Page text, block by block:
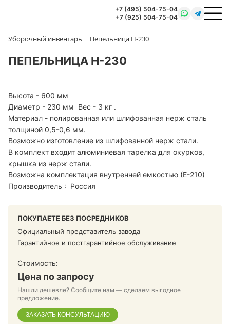
+7 (495) 504-75-04
+7 (925) 504-75-04
Уборочный инвентарь Пепельница Н-230
ПЕПЕЛЬНИЦА Н-230
Высота - 600 мм
Диаметр - 230 мм Вес - 3 кг .
Материал - полированная или шлифованная нерж сталь
толщиной 0,5-0,6 мм.
Возможно изготовление из шлифованной нерж стали.
В комплект входит алюминиевая тарелка для окурков,
крышка из нерж стали.
Возможна комплектация внутренней емкостью (Е-210)
Производитель : Россия
ПОКУПАЕТЕ БЕЗ ПОСРЕДНИКОВ
Официальный представитель завода
Гарантийное и постгарантийное обслуживание
Стоимость:
Цена по запросу
Нашли дешевле? Сообщите нам — сделаем выгодное
предложение.
ЗАКАЗАТЬ КОНСУЛЬТАЦИЮ